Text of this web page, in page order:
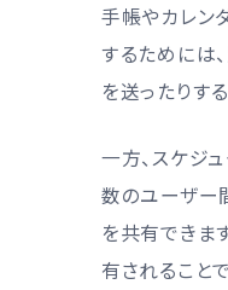
手帳やカレン
するためには
を送ったりす
一方、スケジ
数のユーザー
を共有できま
有されること